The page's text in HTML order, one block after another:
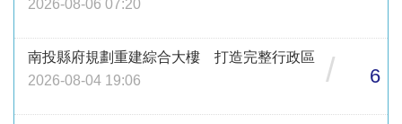
2026-08-06 07:20
南投縣府規劃重建綜合大樓 打造完整行政區
2026-08-04 19:06
/ 6